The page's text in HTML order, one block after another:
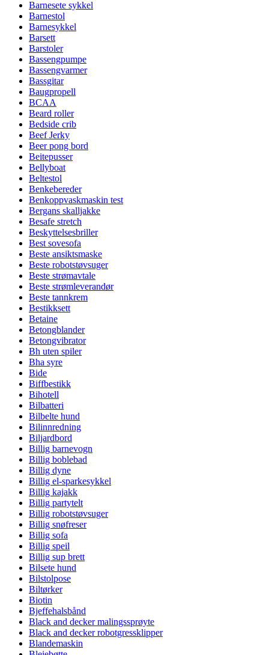
Barnesete sykkel
Barnestol
Barnesykkel
Barsett
Barstoler
Bassengpumpe
Bassengvarmer
Bassgitar
Baugpropell
BCAA
Beard roller
Bedside crib
Beef Jerky
Beer pong bord
Beitepusser
Bellyboat
Beltestol
Benkebereder
Benkoppvaskmaskin test
Bergans skalljakke
Besafe stretch
Beskyttelsesbriller
Best sovesofa
Beste ansiktsmaske
Beste robotstøvsuger
Beste strømavtale
Beste strømleverandør
Beste tannkrem
Bestikksett
Betaine
Betongblander
Betongvibrator
Bh uten spiler
Bha syre
Bide
Biffbestikk
Bihotell
Bilbatteri
Bilbelte hund
Bilinnredning
Biljardbord
Billig barnevogn
Billig boblebad
Billig dyne
Billig el-sparkesykkel
Billig kajakk
Billig partytelt
Billig robotstøvsuger
Billig snøfreser
Billig sofa
Billig speil
Billig sup brett
Bilsete hund
Bilstolpose
Biltørker
Biotin
Bjeffehalsbånd
Black and decker malingssprøyte
Black and decker robotgressklipper
Blandemaskin